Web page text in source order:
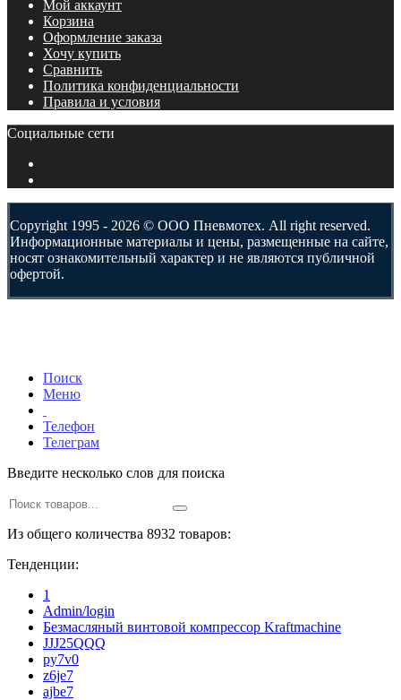
Мой аккаунт
Корзина
Оформление заказа
Хочу купить
Сравнить
Политика конфиденциальности
Правила и условия
Социальные сети
Copyright 1995 - 2026 © ООО Пневмотех. All right reserved.
Информационные материалы и цены, размещенные на сайте,
носят ознакомительный характер и не являются публичной
офертой.
Поиск
Меню
Телефон
Телеграм
Введите несколько слов для поиска
Из общего количества 8932 товаров:
Тенденции:
1
Admin/login
Безмасляный винтовой компрессор Kraftmaсhine
JJJ25QQQ
py7v0
z6je7
ajbe7